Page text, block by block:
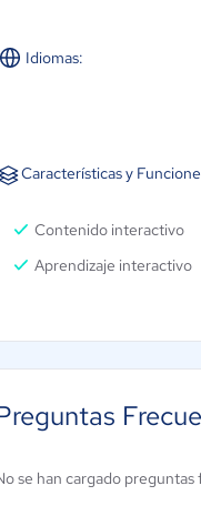
Idiomas:
Características y
Contenido interactivo
Aprendizaje interactivo
se han cargado